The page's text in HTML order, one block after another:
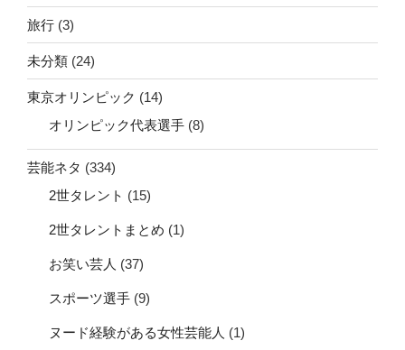
旅行 (3)
未分類 (24)
東京オリンピック (14)
オリンピック代表選手 (8)
芸能ネタ (334)
2世タレント (15)
2世タレントまとめ (1)
お笑い芸人 (37)
スポーツ選手 (9)
ヌード経験がある女性芸能人 (1)